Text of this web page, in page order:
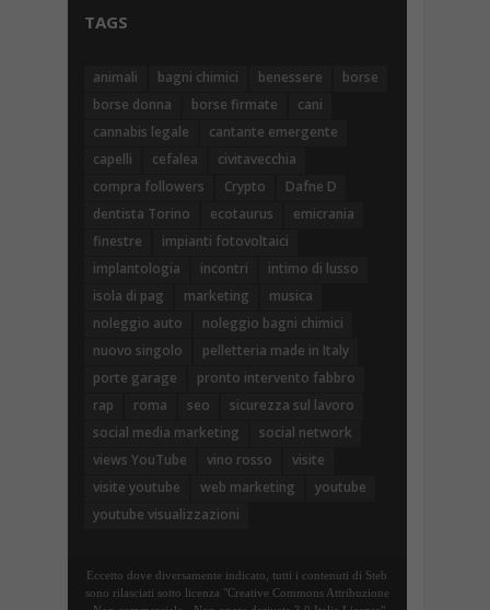
TAGS
animali bagni chimici benessere
borse
borse donna
borse firmate
cani
cannabis legale
cantante emergente
capelli
cefalea
civitavecchia
compra followers
Crypto
Dafne D
dentista Torino
ecotaurus
emicrania
finestre
impianti fotovoltaici
implantologia
incontri
intimo di lusso
isola di pag
marketing
musica
noleggio auto
noleggio bagni chimici
nuovo singolo
pelletteria made in Italy
porte garage
pronto intervento fabbro
rap
roma seo
sicurezza sul lavoro
social media marketing
social network
views YouTube
vino rosso
visite
visite youtube
web marketing
youtube
youtube visualizzazioni
Eccetto dove diversamente indicato, tutti i contenuti di Steb
sono rilasciati sotto licenza "Creative Commons Attribuzione